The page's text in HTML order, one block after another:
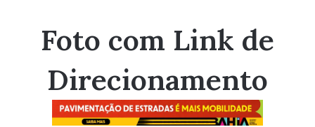
mail
Foto com Link de
Direcionamento